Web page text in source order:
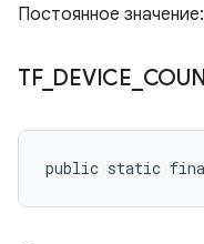
Постоянное
TF_ DEVICE
public static final